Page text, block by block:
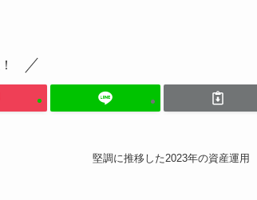
堅調に推移した2023年の資産運用